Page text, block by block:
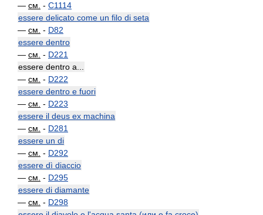
— см. - C1114
essere delicato come un filo di seta
— см. - D82
essere dentro
— см. - D221
essere dentro a...
— см. - D222
essere dentro e fuori
— см. - D223
essere il deus ex machina
— см. - D281
essere un di
— см. - D292
essere dì diaccio
— см. - D295
essere di diamante
— см. - D298